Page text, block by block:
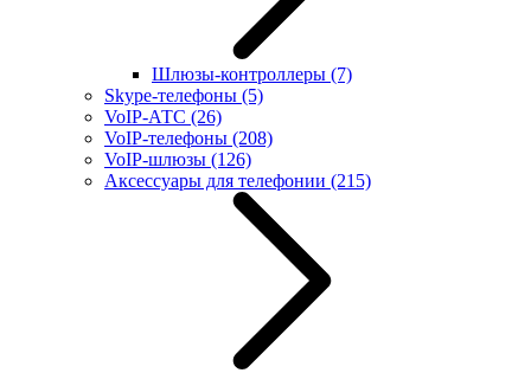
Шлюзы-контроллеры (7)
Skype-телефоны (5)
VoIP-АТС (26)
VoIP-телефоны (208)
VoIP-шлюзы (126)
Аксессуары для телефонии (215)